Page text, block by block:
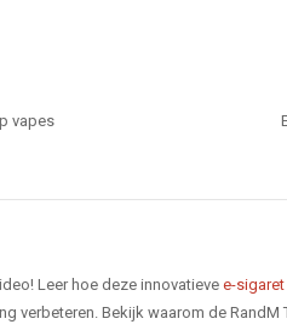
vapes
Leer hoe deze innovatieve e-sigaret
Bekijk waarom de